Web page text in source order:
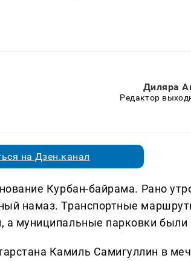
Диляра
Редактор
на Дзен.канал
Курбан-байрама. Рано
намаз. Транспортные
а муниципальные парковки
Камиль Самигуллин в